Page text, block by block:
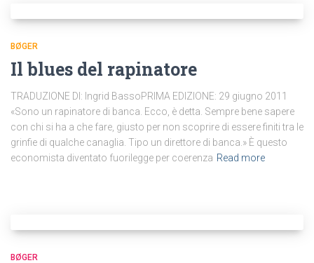
BØGER
Il blues del rapinatore
TRADUZIONE DI: Ingrid BassoPRIMA EDIZIONE: 29 giugno 2011
«Sono un rapinatore di banca. Ecco, è detta. Sempre bene sapere
con chi si ha a che fare, giusto per non scoprire di essere finiti tra le
grinfie di qualche canaglia. Tipo un direttore di banca.» È questo
economista diventato fuorilegge per coerenza Read more
BØGER